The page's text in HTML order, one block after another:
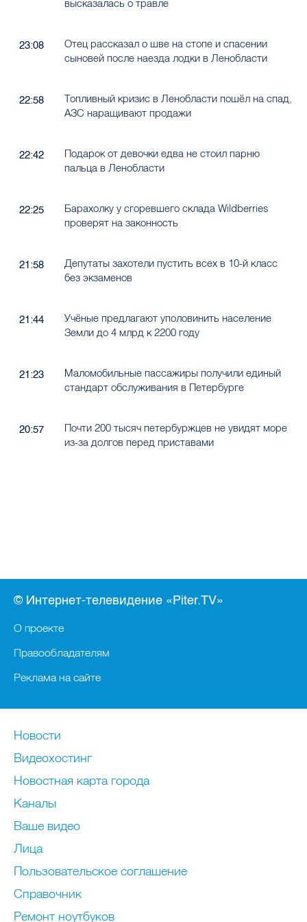
высказалась о травле
23:08
Отец рассказал о шве на стопе и спасении
сыновей после наезда лодки в Ленобласти
22:58
Топливный кризис в Ленобласти пошёл на спад,
АЗС наращивают продажи
22:42
Подарок от девочки едва не стоил парню
пальца в Ленобласти
22:25
Барахолку у сгоревшего склада Wildberries
проверят на законность
21:58
Депутаты захотели пустить всех в 10-й класс
без экзаменов
21:44
Учёные предлагают уполовинить население
Земли до 4 млрд к 2200 году
21:23
Маломобильные пассажиры получили единый
стандарт обслуживания в Петербурге
20:57
Почти 200 тысяч петербуржцев не увидят море
из-за долгов перед приставами
© Интернет-телевидение «Piter.TV»
О проекте
Правообладателям
Реклама на сайте
Новости
Видеохостинг
Новостная карта города
Каналы
Ваше видео
Лица
Пользовательское соглашение
Справочник
Ремонт нoутбуков